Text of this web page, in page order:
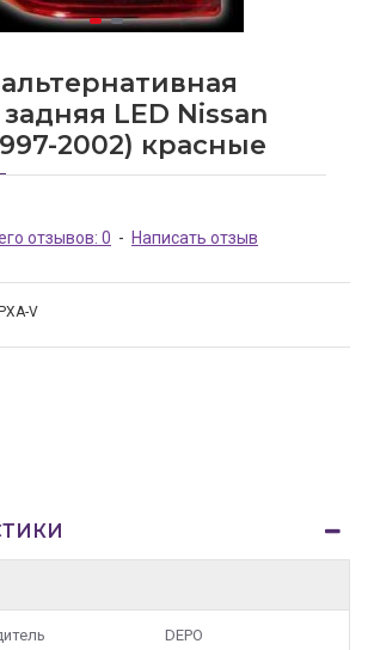
LED Nissan
2002) красные
отзывов: 0 - Написать отзыв
V
DEPO